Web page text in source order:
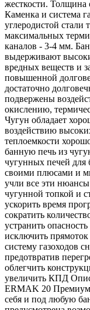
жесткости.
Каменка и система
углеродистой
максимальных
каналов - 3-4 мм.
выдерживают
вредных веществ и
повышенной
достаточно
подвержены
окислению,
Чугун обладает
воздействию
теплоемкости
банную печь из
чугунных печей для
своими плюсами и
учли все эти
чугунной топкой и
ускорить время
сократить
устранить
исключить
систему газоходов
предотвратив
облегчить
увеличить КПД
ERMAK 20 Премиум
себя и под любую